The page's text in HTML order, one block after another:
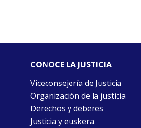
CONOCE LA JUSTICIA
Viceconsejería de Justicia
Organización de la justicia
Derechos y deberes
Justicia y euskera